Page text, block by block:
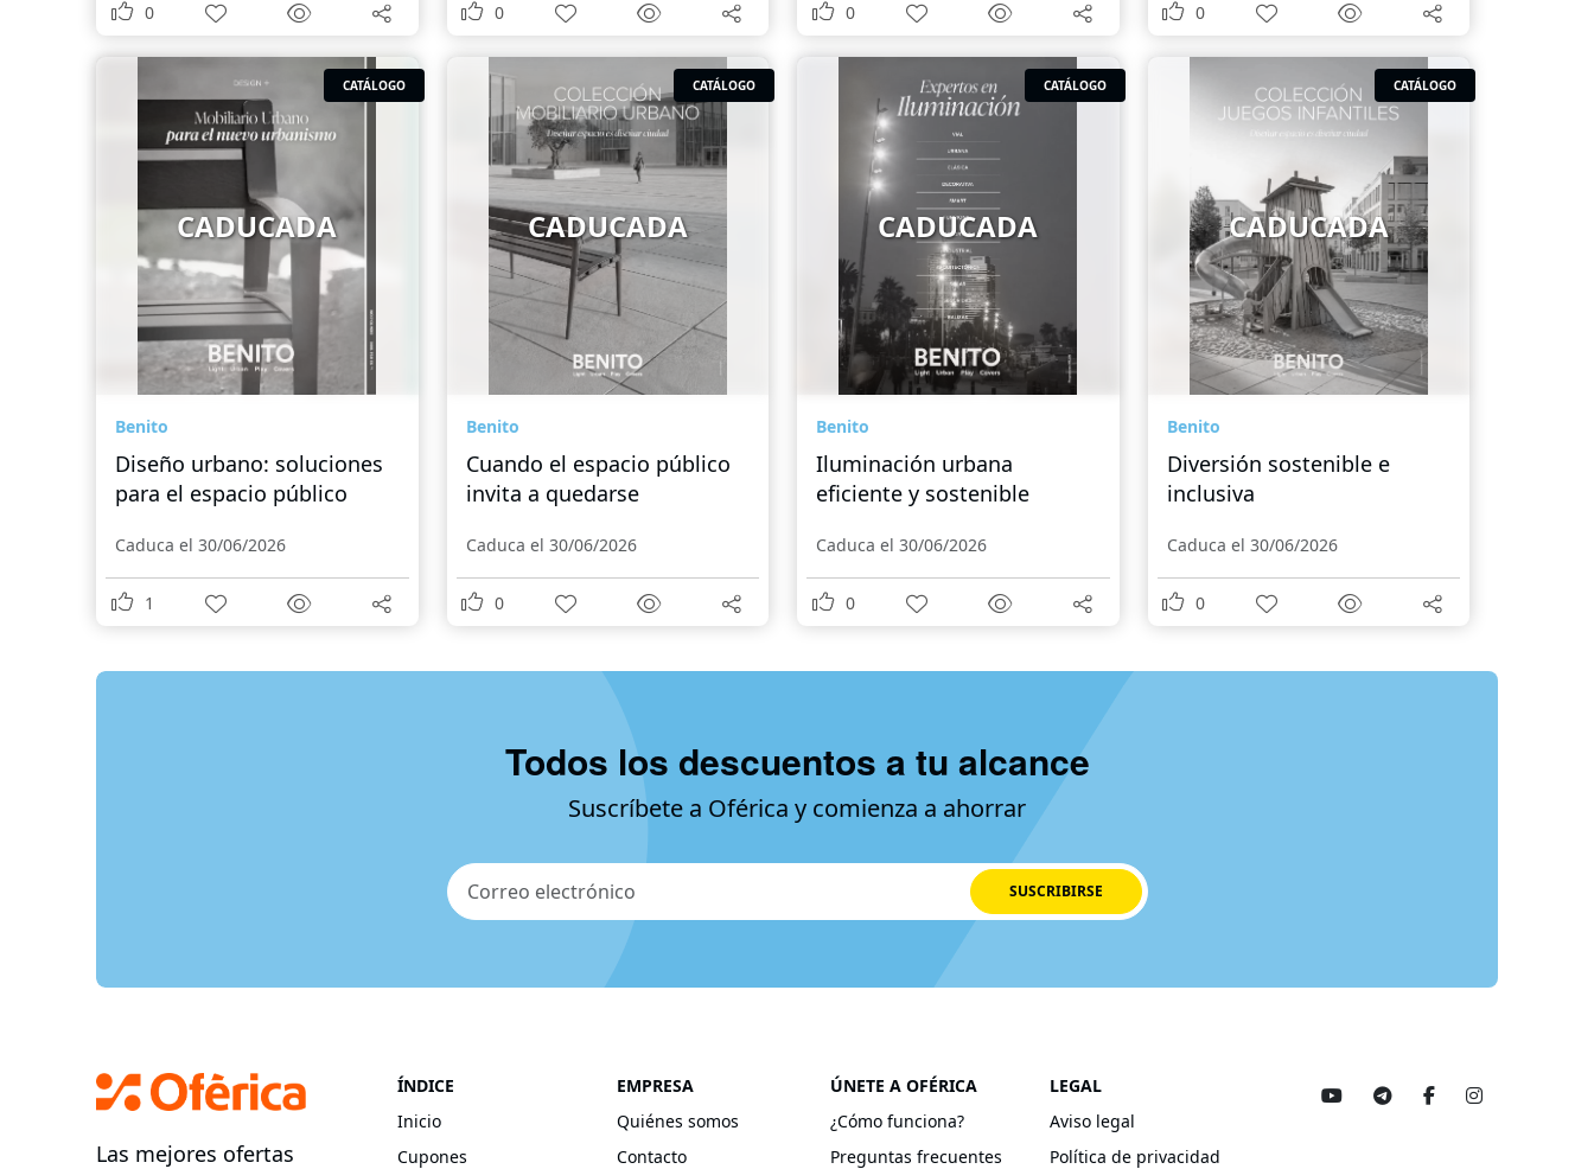
0 0 0 0
CATÁLOGO
CADUCADA
Benito
Diseño urbano: soluciones
para el espacio público
Caduca el 30/06/2026
1
CATÁLOGO
CADUCADA
Benito
Cuando el espacio público
invita a quedarse
Caduca el 30/06/2026
0
CATÁLOGO
CADUCADA
Benito
Iluminación urbana
eficiente y sostenible
Caduca el 30/06/2026
0
CATÁLOGO
CADUCADA
Benito
Diversión sostenible e
inclusiva
Caduca el 30/06/2026
0
Todos los descuentos a tu alcance
Suscríbete a Oférica y comienza a ahorrar
SUSCRIBIRSE
Las mejores ofertas
ÍNDICE
Inicio
Cupones
EMPRESA
Quiénes somos
Contacto
ÚNETE A OFÉRICA
¿Cómo funciona?
Preguntas frecuentes
LEGAL
Aviso legal
Política de privacidad